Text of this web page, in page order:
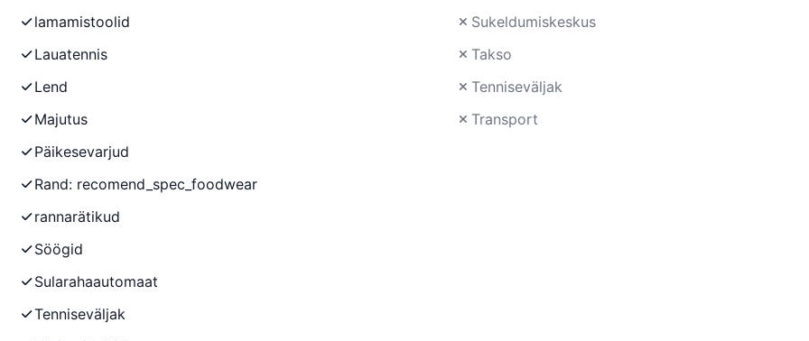
lamamistoolid
Lauatennis
Lend
Majutus
Päikesevarjud
Rand: recomend_spec_foodwear
rannarätikud
Söögid
Sularahaautomaat
Tenniseväljak
Sukeldumiskeskus
Takso
Tenniseväljak
Transport